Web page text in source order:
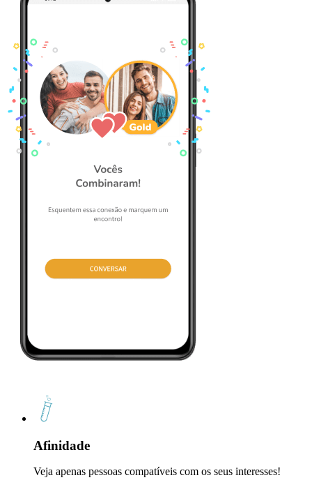
Afinidade
Veja apenas pessoas compatíveis com os seus interesses!